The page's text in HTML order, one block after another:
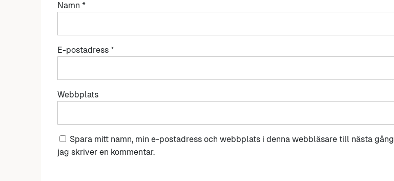
Namn *
E-postadress *
Webbplats
Spara mitt namn, min e-postadress och webbplats i denna webbläsare till nästa gång
jag skriver en kommentar.